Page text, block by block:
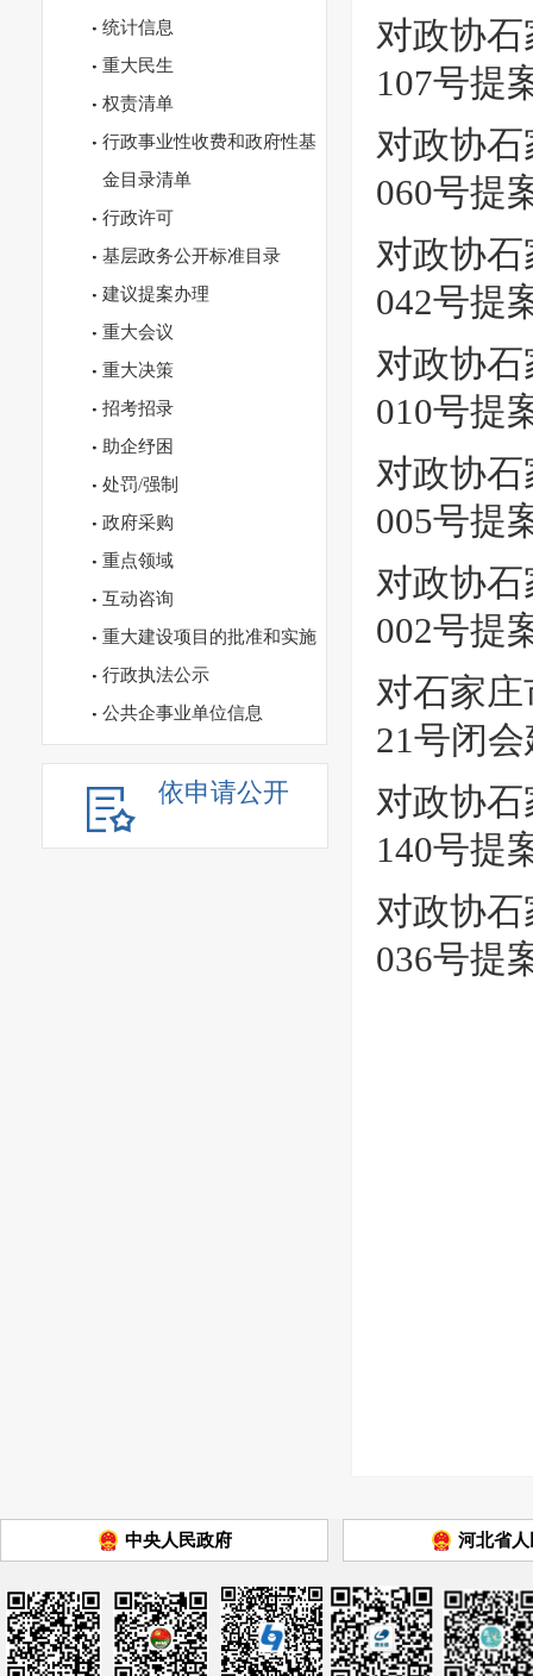
统计信息
重大民生
权责清单
行政事业性收费和政府性基
金目录清单
行政许可
基层政务公开标准目录
建议提案办理
重大会议
重大决策
招考招录
助企纾困
处罚/强制
政府采购
重点领域
互动咨询
重大建设项目的批准和实施
行政执法公示
公共企事业单位信息
依申请公开
对政协
107号提
对政协
060号提
对政协
042号提
对政协
010号提
对政协
005号提
对政协
002号提
对石家
21号闭
对政协
140号提
对政协
036号提